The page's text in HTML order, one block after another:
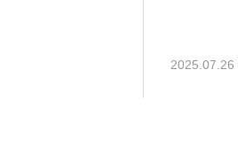
2025.07.26